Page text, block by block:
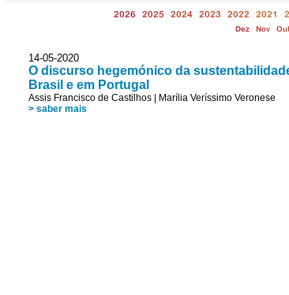
2026 2025 2024 2023 2022 2021
Dez Nov Out
14-05-2020
O discurso hegemónico da
Brasil e em Portugal
Assis Francisco de Castilhos
Marília Veríssimo Veronese
> saber mais